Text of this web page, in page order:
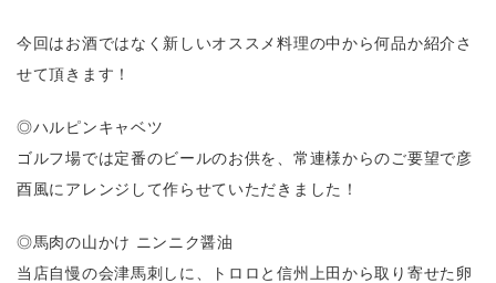
今回はお酒ではなく新しいオススメ料理の中から何品か紹介さ
せて頂きます！
◎ハルピンキャベツ
ゴルフ場では定番のビールのお供を、常連様からのご要望で彦
酉風にアレンジして作らせていただきました！
◎馬肉の山かけ ニンニク醤油
当店自慢の会津馬刺しに、トロロと信州上田から取り寄せた卵